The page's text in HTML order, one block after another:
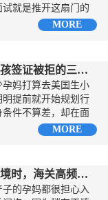
就是推开这扇门的
对经验丰富...MORE
去美国生小孩签证被拒的三个常见原因
妈打算去美国生小
提前就开始规划行
件不算差，却在面
分钟就...
MORE
美国产子入境时，海关高频提问清单梳理
的孕妈都很担心入